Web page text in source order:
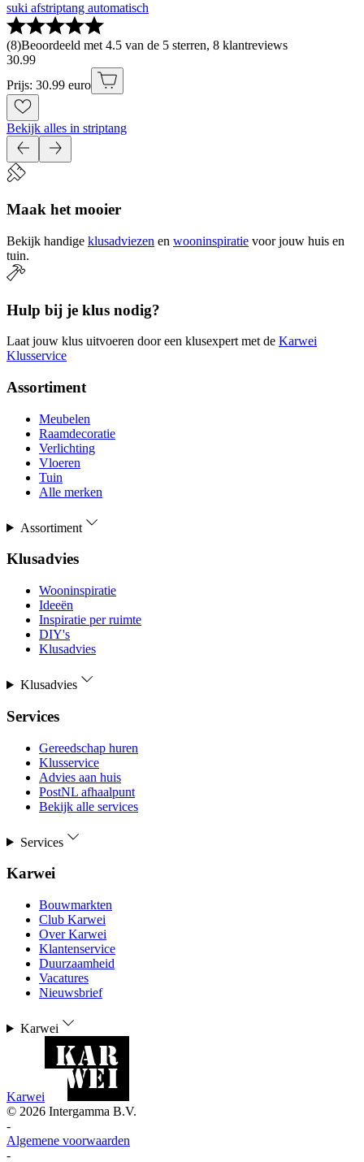
suki afstriptang automatisch
(8)Beoordeeld met 4.5 van de 5 sterren, 8 klantreviews
30.99
Prijs: 30.99 euro
Bekijk alles in striptang
Maak het mooier
Bekijk handige klusadviezen en wooninspiratie voor jouw huis en
tuin.
Hulp bij je klus nodig?
Laat jouw klus uitvoeren door een klusexpert met de Karwei
Klusservice
Assortiment
Meubelen
Raamdecoratie
Verlichting
Vloeren
Tuin
Alle merken
Assortiment
Klusadvies
Wooninspiratie
Ideeën
Inspiratie per ruimte
DIY's
Klusadvies
Klusadvies
Services
Gereedschap huren
Klusservice
Advies aan huis
PostNL afhaalpunt
Bekijk alle services
Services
Karwei
Bouwmarkten
Club Karwei
Over Karwei
Klantenservice
Duurzaamheid
Vacatures
Nieuwsbrief
Karwei
Karwei
© 2026 Intergamma B.V.
-
Algemene voorwaarden
-